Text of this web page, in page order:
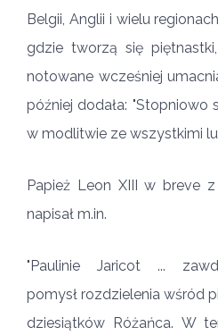
Belgii, Anglii i wielu
gdzie tworzą się
notowane wcześniej
później dodała: "Stopniowo
w modlitwie ze wszystkimi
Papież Leon XIII w breve
napisał m.in.
"Paulinie Jaricot ...
pomysł rozdzielenia wśród
dziesiątków Różańca. W